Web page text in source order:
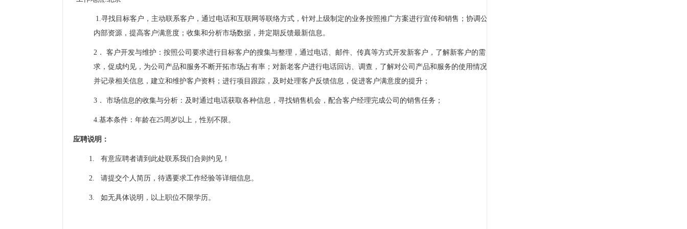
1.寻找目标客户，主动联系客户，通过电话和互联网等联络方式，针对上级制定的业务按照推广方案进行宣传和销售；协调公司
内部资源，提高客户满意度；收集和分析市场数据，并定期反馈最新信息。
2． 客户开发与维护：按照公司要求进行目标客户的搜集与整理，通过电话、邮件、传真等方式开发新客户，了解新客户的需
求，促成约见，为公司产品和服务不断开拓市场占有率；对新老客户进行电话回访、调查，了解对公司产品和服务的使用情况，
并记录相关信息，建立和维护客户资料；进行项目跟踪，及时处理客户反馈信息，促进客户满意度的提升；
3． 市场信息的收集与分析：及时通过电话获取各种信息，寻找销售机会，配合客户经理完成公司的销售任务；
4.基本条件：年龄在25周岁以上，性别不限。
应聘说明：
1. 有意应聘者请到此处联系我们合则约见！
2. 请提交个人简历，待遇要求工作经验等详细信息。
3. 如无具体说明，以上职位不限学历。